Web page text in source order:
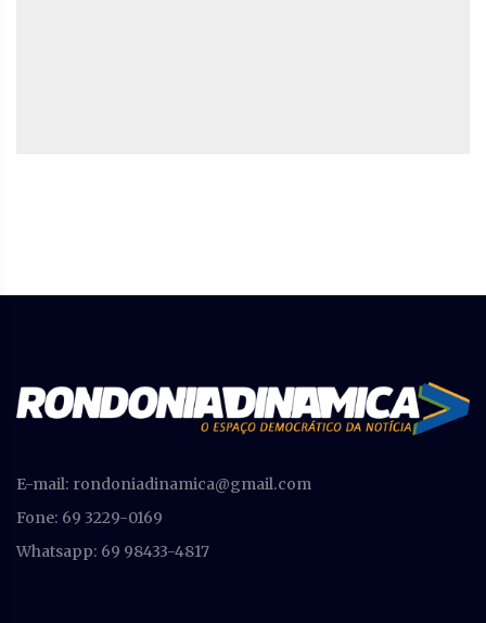
E-mail: rondoniadinamica@gmail.com
Fone: 69 3229-0169
Whatsapp: 69 98433-4817